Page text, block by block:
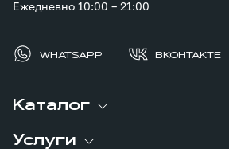
Каталог
Услуги
Ежедневно 10:00 – 21:00
WHATSAPP ВКОНТАКТЕ